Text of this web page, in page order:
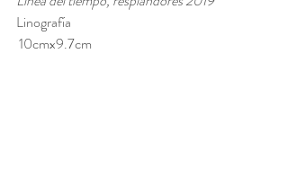
Linografía
10cmx9.7cm